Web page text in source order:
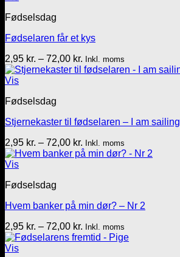
Fødselsdag
Fødselaren får et kys
2,95 kr. – 72,00 kr. Prisinterval:
2,95 kr.
Inkl. moms
Vis
Fødselsdag
Stjernekaster til fødselaren – I am sailing
2,95 kr. – 72,00 kr. Prisinterval:
2,95 kr.
Inkl. moms
Vis
Fødselsdag
Hvem banker på min dør? – Nr 2
2,95 kr. – 72,00 kr. Prisinterval:
2,95 kr.
Inkl. moms
Vis